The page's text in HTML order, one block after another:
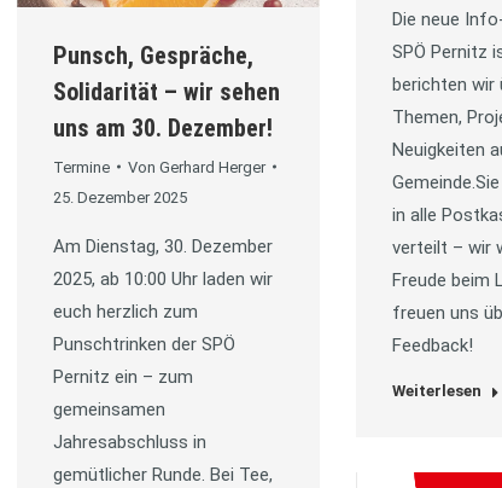
Punsch, Gespräche,
Solidarität – wir sehen
uns am 30. Dezember!
Termine Von Gerhard Herger
25. Dezember 2025
Am Dienstag, 30. Dezember
2025, ab 10:00 Uhr laden wir
euch herzlich zum
Punschtrinken der SPÖ
Pernitz ein – zum
gemeinsamen
Jahresabschluss in
gemütlicher Runde. Bei Tee,
Die neue
SPÖ Pernitz
berichten wir
Themen,
Neuigkeiten
in alle
verteilt – wir
Freude beim
freuen uns
Feedback!
Weiterlesen